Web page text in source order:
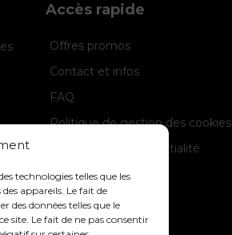
technologies telles que les
appareils. Le fait de
des données telles que le
site. Le fait de ne pas consentir
Accès rapide
Offres promos
Contact et infos
FAQ
Politique de gestion des cookies
Politique de confidentialité
Mentions légales